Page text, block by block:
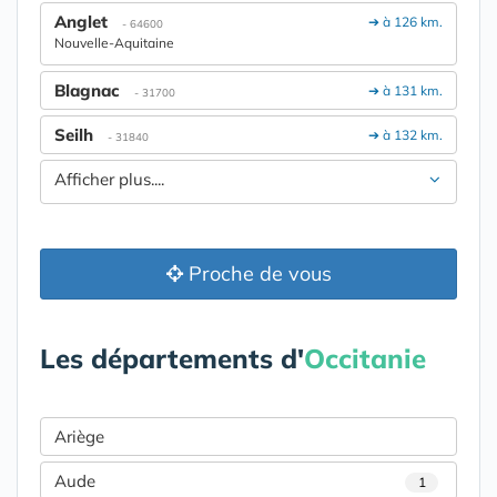
➔ à 126 km.
Anglet - 64600
Nouvelle-Aquitaine
➔ à 131 km.
Blagnac - 31700
➔ à 132 km.
Seilh - 31840
Afficher plus....
Proche de vous
Les départements d'Occitanie
Ariège
Aude 1